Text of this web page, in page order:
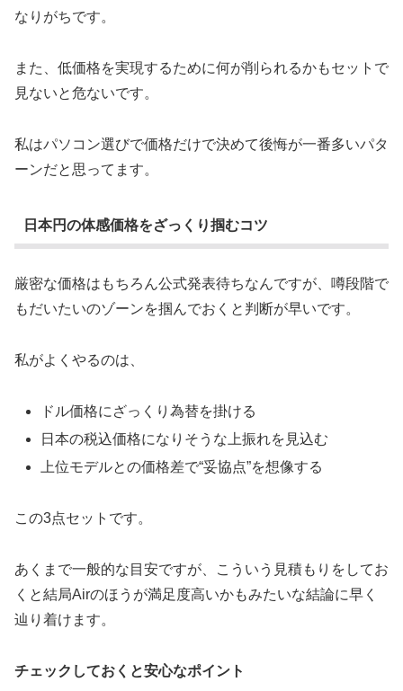
なりがちです。
また、低価格を実現するために何が削られるかもセットで
見ないと危ないです。
私はパソコン選びで価格だけで決めて後悔が一番多いパタ
ーンだと思ってます。
日本円の体感価格をざっくり掴むコツ
厳密な価格はもちろん公式発表待ちなんですが、噂段階で
もだいたいのゾーンを掴んでおくと判断が早いです。
私がよくやるのは、
ドル価格にざっくり為替を掛ける
日本の税込価格になりそうな上振れを見込む
上位モデルとの価格差で“妥協点”を想像する
この3点セットです。
あくまで一般的な目安ですが、こういう見積もりをしてお
くと結局Airのほうが満足度高いかもみたいな結論に早く
辿り着けます。
チェックしておくと安心なポイント